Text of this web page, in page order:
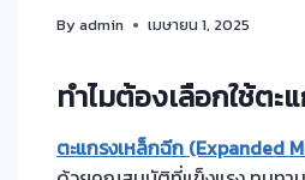
Byadmin เมษายน 1, 2025
ทำไมต้องเลือกใช้ต
ตะแกรงเหล็กฉีก (Expanded